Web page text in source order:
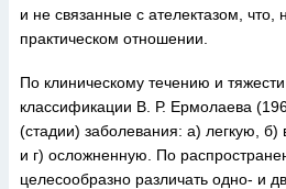
и не связанные с ателектазом,
практическом отношении.
По клиническому течению и
классификации В. Р. Ермолаева
(стадии) заболевания: а) легкую,
и г) осложненную. По
целесообразно различать одно- и